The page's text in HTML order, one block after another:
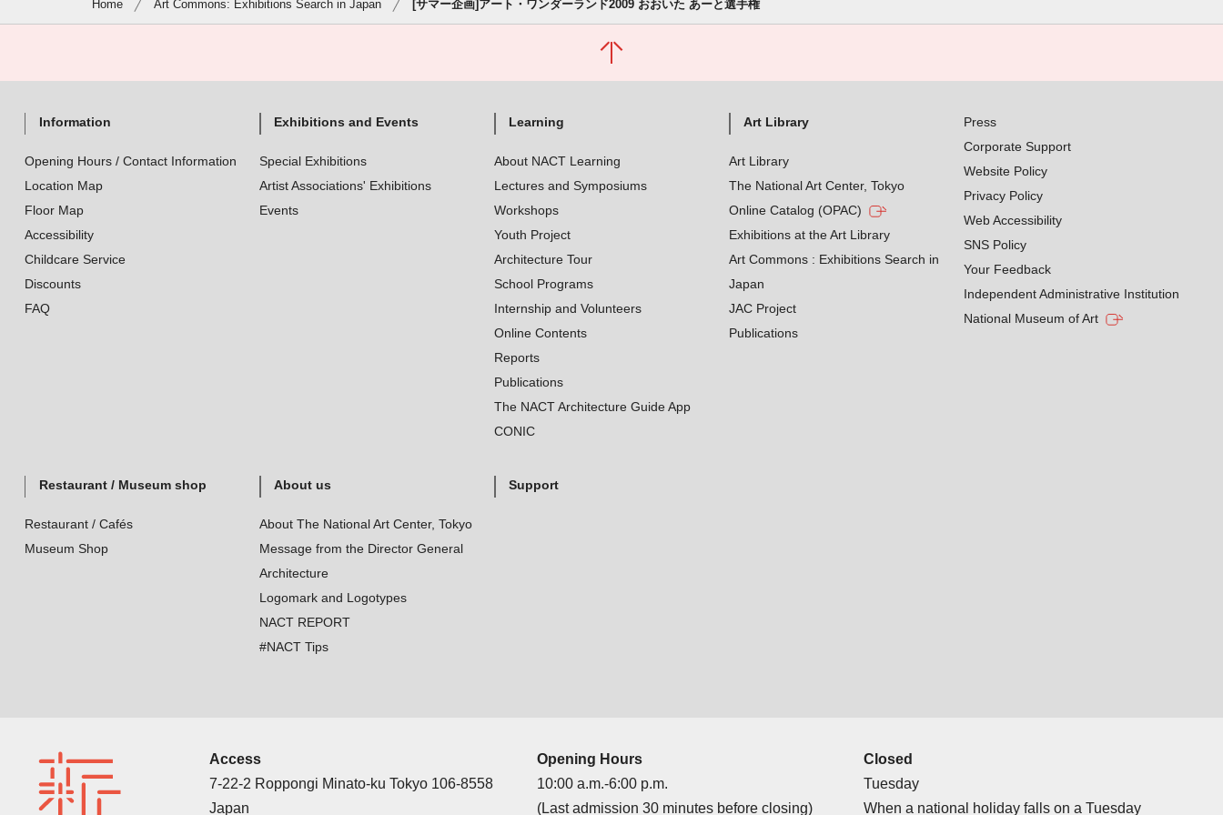
Home Art Commons: Exhibitions Search in Japan [サマー企画]アート・ワンダーランド2009 おおいた あーと選手権
Information
Opening Hours / Contact Information
Location Map
Floor Map
Accessibility
Childcare Service
Discounts
FAQ
Exhibitions and Events
Special Exhibitions
Artist Associations' Exhibitions
Events
Learning
About NACT Learning
Lectures and Symposiums
Workshops
Youth Project
Architecture Tour
School Programs
Internship and Volunteers
Online Contents
Reports
Publications
The NACT Architecture Guide App
CONIC
Art Library
Art Library
The National Art Center, Tokyo
Online Catalog (OPAC)
Exhibitions at the Art Library
Art Commons : Exhibitions Search in
Japan
JAC Project
Publications
Restaurant / Museum shop
Restaurant / Cafés
Museum Shop
About us
About The National Art Center, Tokyo
Message from the Director General
Architecture
Logomark and Logotypes
NACT REPORT
#NACT Tips
Support
Press
Corporate Support
Website Policy
Privacy Policy
Web Accessibility
SNS Policy
Your Feedback
Independent Administrative Institution
National Museum of Art
Access
7-22-2 Roppongi Minato-ku Tokyo 106-8558
Japan
Opening Hours
10:00 a.m.-6:00 p.m.
(Last admission 30 minutes before closing)
Closed
Tuesday
When a national holiday falls on a Tuesday